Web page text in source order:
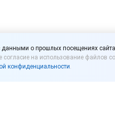
товар
о прошлых посещениях
на использование файлов
конфиденциальности.